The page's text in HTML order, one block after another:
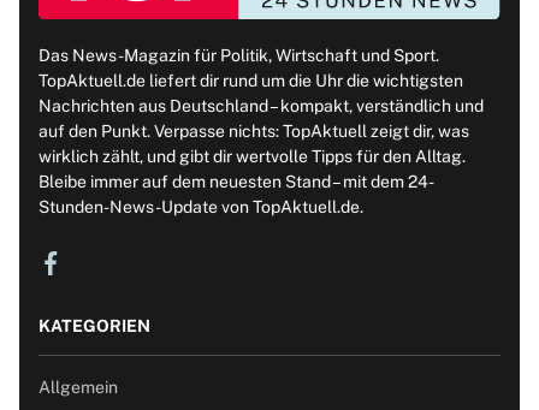
Das News-Magazin für Politik, Wirtschaft und Sport.
TopAktuell.de liefert dir rund um die Uhr die wichtigsten
Nachrichten aus Deutschland – kompakt, verständlich und
auf den Punkt. Verpasse nichts: TopAktuell zeigt dir, was
wirklich zählt, und gibt dir wertvolle Tipps für den Alltag.
Bleibe immer auf dem neuesten Stand – mit dem 24-
Stunden-News-Update von TopAktuell.de.
KATEGORIEN
Allgemein